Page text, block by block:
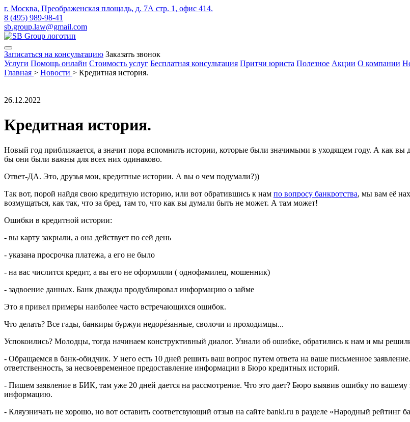
г. Москва, Преображенская площадь, д. 7А стр. 1, офис 414.
8 (495) 989-98-41
sb.group.law@gmail.com
Записаться на консультацию Заказать звонок
Услуги Помощь онлайн Стоимость услуг Бесплатная консультация Притчи юриста Полезное Акции О компании
Главная > Новости > Кредитная история.
26.12.2022
Кредитная история.
Новый год приближается, а значит пора вспомнить истории, которые были значимыми в уходящем году. А как
бы они были важны для всех них одинаково.
Ответ-ДА. Это, друзья мои, кредитные истории. А вы о чем подумали?))
Так вот, порой найдя свою кредитную историю, или вот обратившись к нам по вопросу банкротства, мы вам её
возмущаться, как так, что за бред, там то, что как вы думали быть не может. А там может!
Ошибки в кредитной истории:
- вы карту закрыли, а она действует по сей день
- указана просрочка платежа, а его не было
- на вас числится кредит, а вы его не оформляли ( однофамилец, мошенник)
- задвоение данных. Банк дважды продублировал информацию о займе
Это я привел примеры наиболее часто встречающихся ошибок.
Что делать? Все гады, банкиры буржуи недоре́занные, сволочи и проходимцы...
Успокоились? Молодцы, тогда начинаем конструктивный диалог. Узнали об ошибке, обратились к нам и мы
- Обращаемся в банк-обидчик. У него есть 10 дней решить ваш вопрос путем ответа на ваше письменное
ответственность, за несвоевременное предоставление информации в Бюро кредитных историй.
- Пишем заявление в БИК, там уже 20 дней дается на рассмотрение. Что это дает? Бюро выявив ошибку по вашему
информацию.
- Кляузничать не хорошо, но вот оставить соответсвующий отзыв на сайте banki.ru в разделе «Народный рейтинг